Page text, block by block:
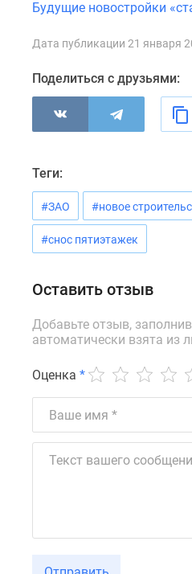
ипотека
Медиа
рынка
Экспертиза
новостроек
Эксперты
проекте
Реклама
Апартаменты
#траншевая
Квартиры
скидками
Будущие новостройки
Дата публикации 21 января
Поделиться с друзьями:
Теги:
#ЗАО #новое
#снос пятиэтажек
Оставить отзыв
Добавьте отзыв,
автоматически взята из
Оценка *